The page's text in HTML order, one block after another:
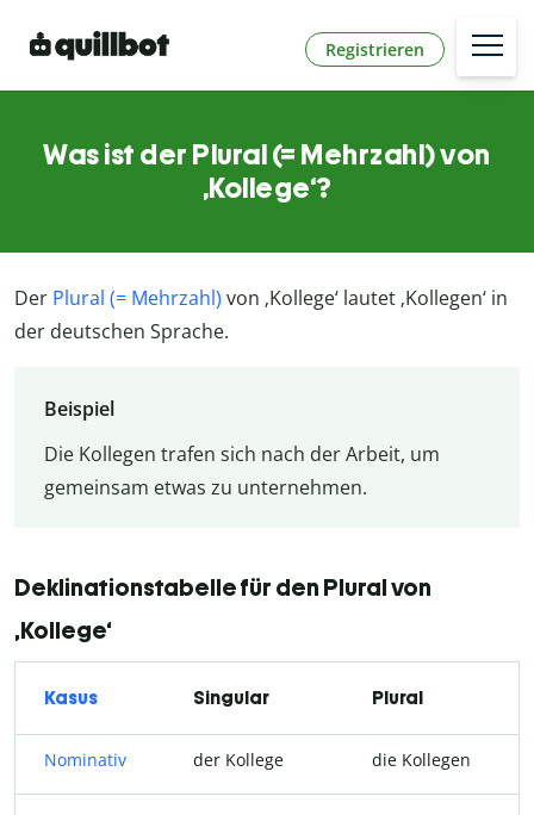
Registrieren
Was ist der Plural (= Mehrzahl) von
‚Kollege‘?
Der Plural (= Mehrzahl) von ‚Kollege‘ lautet ‚Kollegen‘ in
der deutschen Sprache.
Beispiel
Die Kollegen trafen sich nach der Arbeit, um
gemeinsam etwas zu unternehmen.
Deklinationstabelle für den Plural von
‚Kollege‘
Kasus Singular Plural
Nominativ der Kollege die Kollegen